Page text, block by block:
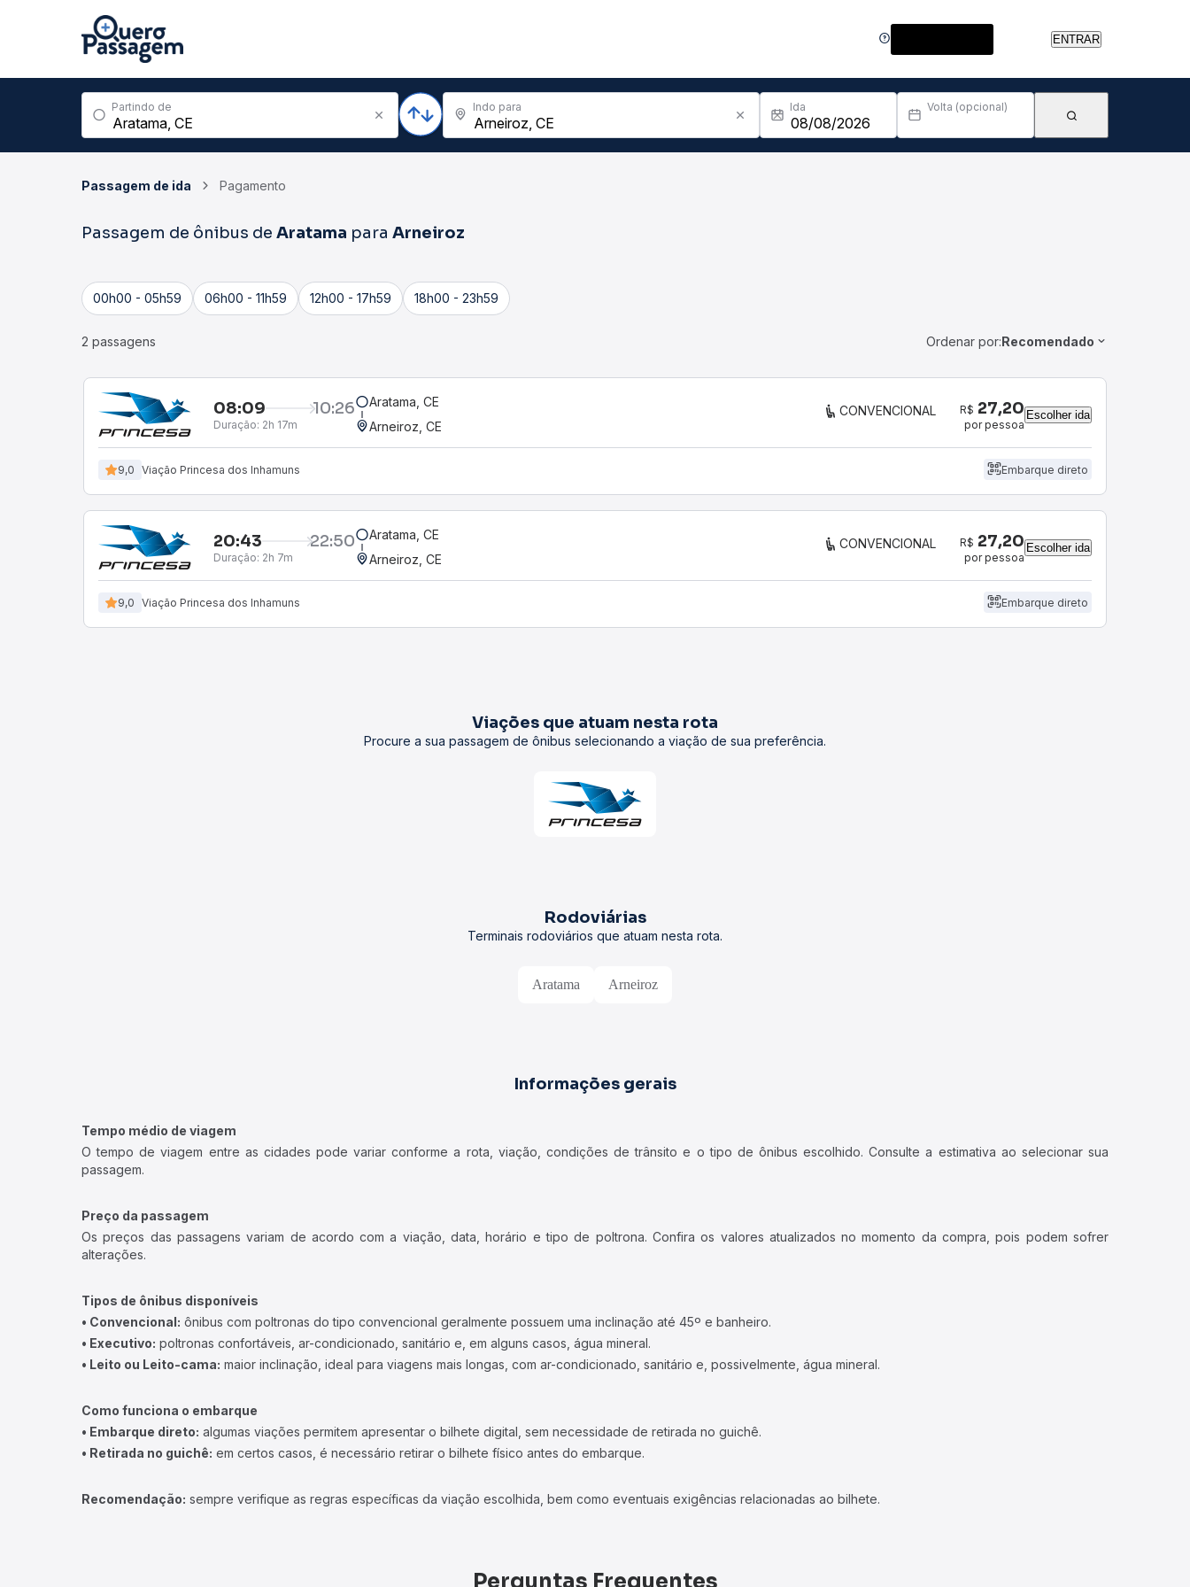
ENTRAR
Partindo de Indo para Ida Volta (opcional)
Passagem de ida Pagamento
Passagem de ônibus de Aratama para Arneiroz
00h00 - 05h59 06h00 - 11h59 12h00 - 17h59 18h00 - 23h59
2 passagens Ordenar por:Recomendado
08:09 10:26
Duração: 2h 17m
Aratama, CE
Arneiroz, CE
CONVENCIONAL R$ 27,20
por pessoa
Escolher ida
9,0 Viação Princesa dos Inhamuns Embarque direto
20:43 22:50
Duração: 2h 7m
Aratama, CE
Arneiroz, CE
CONVENCIONAL R$ 27,20
por pessoa
Escolher ida
9,0 Viação Princesa dos Inhamuns Embarque direto
Viações que atuam nesta rota
Procure a sua passagem de ônibus selecionando a viação de sua preferência.
Rodoviárias
Terminais rodoviários que atuam nesta rota.
Aratama Arneiroz
Informações gerais
Tempo médio de viagem
O tempo de viagem entre as cidades pode variar conforme a rota, viação, condições de trânsito e o tipo de ônibus escolhido. Consulte a estimativa ao selecionar sua
passagem.
Preço da passagem
Os preços das passagens variam de acordo com a viação, data, horário e tipo de poltrona. Confira os valores atualizados no momento da compra, pois podem sofrer
alterações.
Tipos de ônibus disponíveis
• Convencional: ônibus com poltronas do tipo convencional geralmente possuem uma inclinação até 45º e banheiro.
• Executivo: poltronas confortáveis, ar-condicionado, sanitário e, em alguns casos, água mineral.
• Leito ou Leito-cama: maior inclinação, ideal para viagens mais longas, com ar-condicionado, sanitário e, possivelmente, água mineral.
Como funciona o embarque
• Embarque direto: algumas viações permitem apresentar o bilhete digital, sem necessidade de retirada no guichê.
• Retirada no guichê: em certos casos, é necessário retirar o bilhete físico antes do embarque.
Recomendação: sempre verifique as regras específicas da viação escolhida, bem como eventuais exigências relacionadas ao bilhete.
Perguntas Frequentes